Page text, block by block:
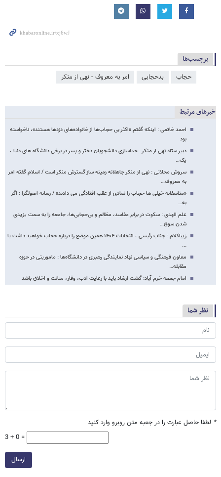
برچسب‌ها
حجاب بدحجابی امر به معروف - نهی از منکر
خبرهای مرتبط
احمد خاتمی : اینکه گفتم «اکثر بی حجاب‌ها از خانواده‌های دزدها هستند»، ناخواسته
بود
دبیر ستاد نهی از منکر : جداسازی دانشجویان دختر و پسر در برخی دانشگاه های دنیا ،
یک…
سروش محلاتی : نهی از منکر جاهلانه زمینه ساز گسترش منکر است / اسلام گفته امر
به معروف…
«متاسفانه خیلی ها حجاب را نمادی از عقب افتادگی می دادند» / رسانه اصولگرا : اگر
به…
علم الهدی : سکوت در برابر مفاسد، مظالم و بی‌حجابی‌ها، جامعه را به سمت یزیدی
شدن سوق…
زیباکلام : جناب رئیسی ، انتخابات ۱۴۰۴ همین موضع را درباره حجاب خواهید داشت یا
...
معاون فرهنگی و سیاسی نهاد نمایندگی رهبری در دانشگاه‌ها : ماموریتی در حوزه
مقابله…
امام جمعه خرم آباد: گشت ارشاد باید با رعایت ادب، وقار، متانت و اخلاق باشد
نظر شما
* لطفا حاصل عبارت را در جعبه متن روبرو وارد کنید
3 + 0 =
ارسال